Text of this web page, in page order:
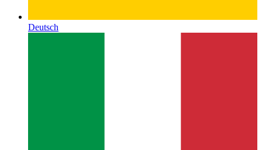
Deutsch